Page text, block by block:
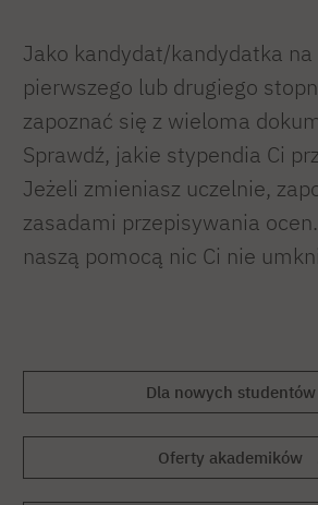
Jako kandydat/kandydatka na
pierwszego lub drugiego
zapoznać się z wieloma
Sprawdź, jakie stypendia Ci
Jeżeli zmieniasz uczelnie,
zasadami przepisywania
naszą pomocą nic Ci nie
Dla nowych studentów
Oferty akademików